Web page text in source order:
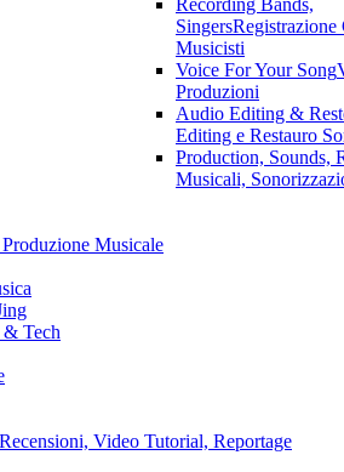
SingersRegistrazione
Musicisti
Voice For Your Song
Produzioni
Audio Editing &
Editing e Restauro
Production, Sounds,
Musicali,
Musicale
Tech
Recensioni, Video Tutorial, Reportage